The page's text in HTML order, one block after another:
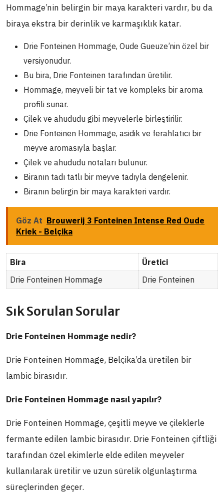
Hommage’nin belirgin bir maya karakteri vardır, bu da
biraya ekstra bir derinlik ve karmaşıklık katar.
Drie Fonteinen Hommage, Oude Gueuze’nin özel bir
versiyonudur.
Bu bira, Drie Fonteinen tarafından üretilir.
Hommage, meyveli bir tat ve kompleks bir aroma
profili sunar.
Çilek ve ahududu gibi meyvelerle birleştirilir.
Drie Fonteinen Hommage, asidik ve ferahlatıcı bir
meyve aromasıyla başlar.
Çilek ve ahududu notaları bulunur.
Biranın tadı tatlı bir meyve tadıyla dengelenir.
Biranın belirgin bir maya karakteri vardır.
Göz At Brouwerij 3 Fonteinen Intense Red Oude
Kriek - Belçika
Bira
Üretici
Drie Fonteinen Hommage
Drie Fonteinen
Sık Sorulan Sorular
Drie Fonteinen Hommage nedir?
Drie Fonteinen Hommage, Belçika’da üretilen bir
lambic birasıdır.
Drie Fonteinen Hommage nasıl yapılır?
Drie Fonteinen Hommage, çeşitli meyve ve çileklerle
fermante edilen lambic birasıdır. Drie Fonteinen çiftliği
tarafından özel ekimlerle elde edilen meyveler
kullanılarak üretilir ve uzun sürelik olgunlaştırma
süreçlerinden geçer.